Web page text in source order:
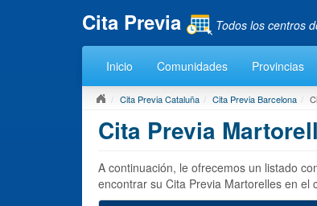
Cita Previa Todos los centros
Inicio Comunidades Provincias
Cita Previa Cataluña Cita Previa Barcelona
Cita Previa
A continuación, le ofrecemos un listado
encontrar su Cita Previa Martorelles en